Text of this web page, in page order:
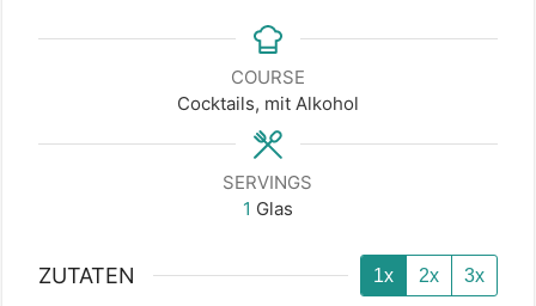
COURSE
Cocktails, mit Alkohol
SERVINGS
1 Glas
ZUTATEN 1x 2x 3x